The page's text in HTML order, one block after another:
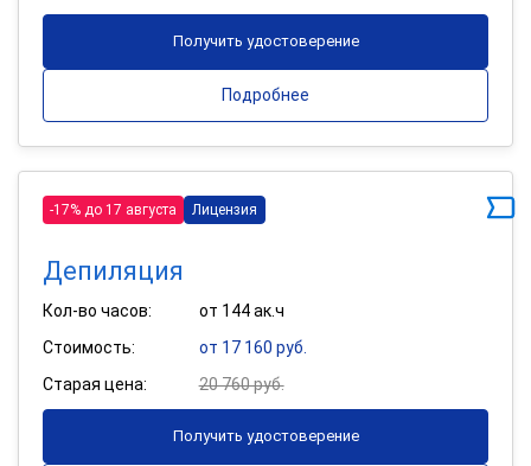
Получить удостоверение
Подробнее
-17% до 17 августа Лицензия
Депиляция
Кол-во часов:
от 144 ак.ч
Стоимость:
от 17 160 руб.
Старая цена:
20 760 руб.
Получить удостоверение